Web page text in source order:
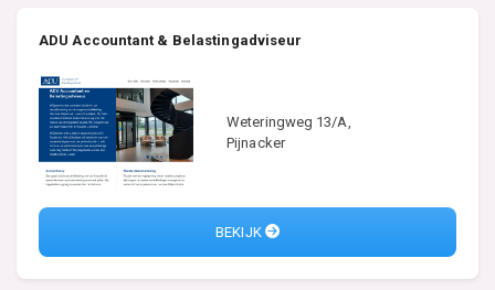
ADU Accountant & Belastingadviseur
Weteringweg 13/A,
Pijnacker
BEKIJK